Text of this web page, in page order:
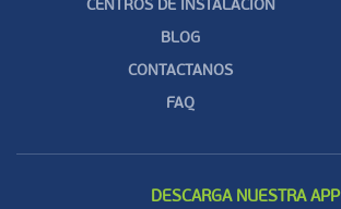
CENTROS DE INSTALACIÓN
BLOG
CONTACTANOS
FAQ
DESCARGA NUESTRA APP